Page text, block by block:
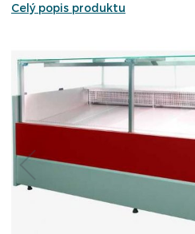
Celý popis produktu